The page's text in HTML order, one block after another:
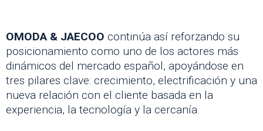
OMODA & JAECOO continúa así reforzando su
posicionamiento como uno de los actores más
dinámicos del mercado español, apoyándose en
tres pilares clave: crecimiento, electrificación y una
nueva relación con el cliente basada en la
experiencia, la tecnología y la cercanía.